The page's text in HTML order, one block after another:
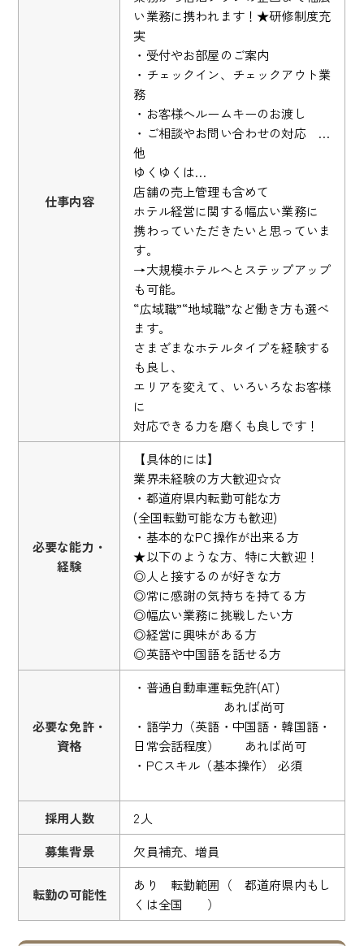
仕事内容
い業務に携われます！★研修制度充
実
・受付やお部屋のご案内
・チェックイン、チェックアウト業
務
・お客様へルームキーのお渡し
・ご相談やお問い合わせの対応 …
他
ゆくゆくは…
店舗の売上管理も含めて
ホテル経営に関する幅広い業務に
携わっていただきたいと思っていま
す。
→大規模ホテルへとステップアップ
も可能。
“広域職”“地域職”など働き方も選べ
ます。
さまざまなホテルタイプを経験する
も良し、
エリアを変えて、いろいろなお客様
に
対応できる力を磨くも良しです！
必要な能力・
経験
【具体的には】
業界未経験の方大歓迎☆☆
・都道府県内転勤可能な方
(全国転勤可能な方も歓迎)
・基本的なPC操作が出来る方
★以下のような方、特に大歓迎！
◎人と接するのが好きな方
◎常に感謝の気持ちを持てる方
◎幅広い業務に挑戦したい方
◎経営に興味がある方
◎英語や中国語を話せる方
必要な免許・
資格
・普通自動車運転免許(AT)
あれば尚可
・語学力（英語・中国語・韓国語・
日常会話程度） あれば尚可
・PCスキル（基本操作） 必須
採用人数
2人
募集背景
欠員補充、増員
転勤の可能性
あり 転勤範囲（ 都道府県内もし
くは全国 ）